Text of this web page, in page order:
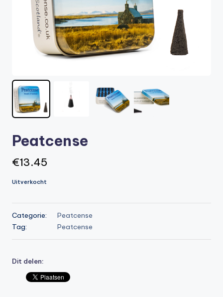
Peatcense
€13.45
Uitverkocht
Categorie:
Peatcense
Tag:
Peatcense
Dit delen: